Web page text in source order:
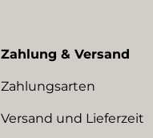
Zahlung & Versand
Zahlungsarten
Versand und Lieferzeit